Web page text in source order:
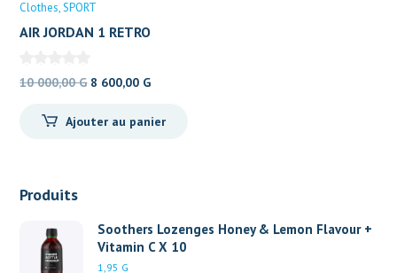
Clothes SPORT
AIR JORDAN 1 RETRO
10 000,00G Le
initial
8 600,00 GLe
actuel
Ajouter au panier
Produits
Soothers Lozenges Honey & Lemon Flavour +
Vitamin C X 10
1,95 G